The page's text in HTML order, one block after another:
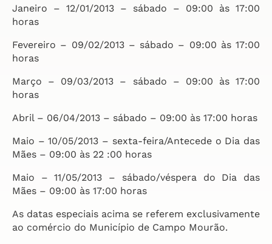
Janeiro – 12/01/2013 – sábado – 09:00 às 17:00
horas
Fevereiro – 09/02/2013 – sábado – 09:00 às 17:00
horas
Março – 09/03/2013 – sábado – 09:00 às 17:00
horas
Abril – 06/04/2013 – sábado – 09:00 às 17:00 horas
Maio – 10/05/2013 – sexta-feira/Antecede o Dia das
Mães – 09:00 às 22 :00 horas
Maio – 11/05/2013 – sábado/véspera do Dia das
Mães – 09:00 às 17:00 horas
As datas especiais acima se referem exclusivamente
ao comércio do Município de Campo Mourão.